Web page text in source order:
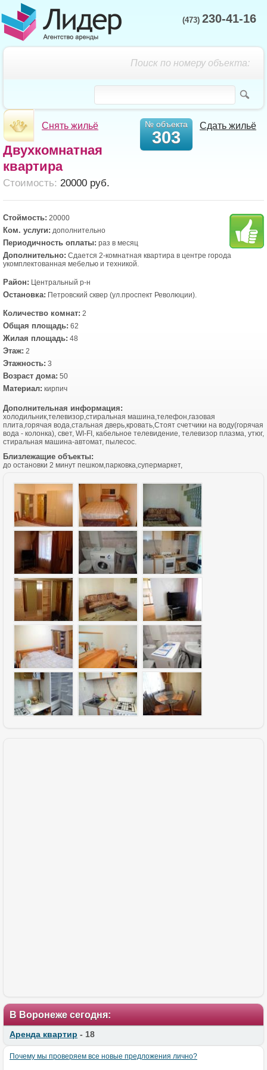
(473) 230-41-16
Поиск по номеру объекта:
Снять жильё Сдать жильё
№ объекта
303
Двухкомнатная
квартира
Cтоимость: 20000 руб.
Стоймость: 20000
Ком. услуги: дополнительно
Периодичность оплаты: раз в месяц
Дополнительно: Сдается 2-комнатная квартира в центре города
укомплектованная мебелью и техникой.
Район: Центральный р-н
Остановка: Петровский сквер (ул.проспект Революции).
Количество комнат: 2
Общая площадь: 62
Жилая площадь: 48
Этаж: 2
Этажность: 3
Возраст дома: 50
Материал: кирпич
Дополнительная информация:
холодильник,телевизор,стиральная машина,телефон,газовая
плита,горячая вода,стальная дверь,кровать,Стоят счетчики на воду(горячая
вода - колонка), свет, WI-FI, кабельное телевидение, телевизор плазма, утюг,
стиральная машина-автомат, пылесос.
Близлежащие объекты:
до остановки 2 минут пешком,парковка,супермаркет,
В Воронеже сегодня:
Аренда квартир - 18
Почему мы проверяем все новые предложения лично?